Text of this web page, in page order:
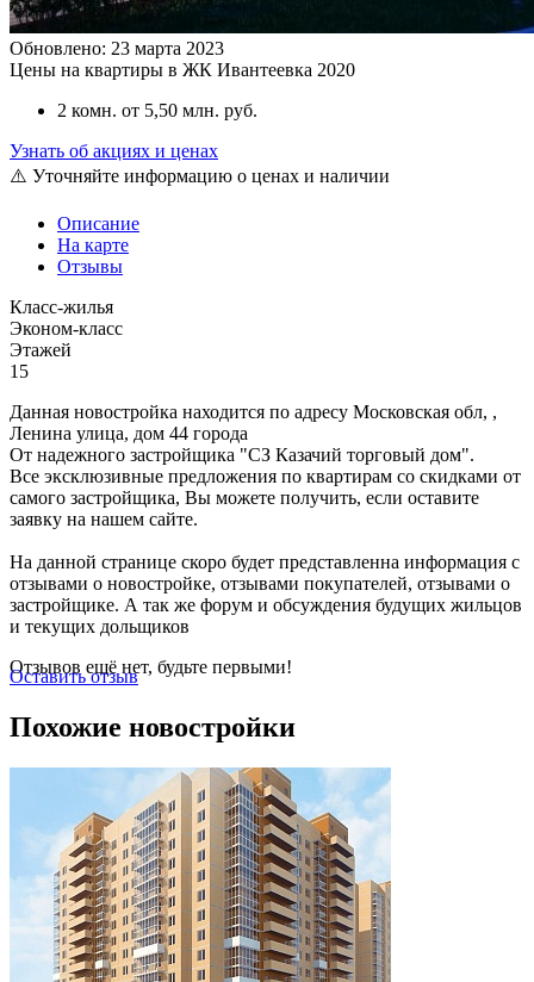
Обновлено: 23 марта 2023
Цены на квартиры в ЖК Ивантеевка 2020
2 комн. от 5,50 млн. руб.
Узнать об акциях и ценах
⚠️ Уточняйте информацию о ценах и наличии
Описание
На карте
Отзывы
Класс-жилья
Эконом-класс
Этажей
15
Данная новостройка находится по адресу Московская обл, ,
Ленина улица, дом 44 города
От надежного застройщика "СЗ Казачий торговый дом".
Все эксклюзивные предложения по квартирам со скидками от
самого застройщика, Вы можете получить, если оставите
заявку на нашем сайте.
На данной странице скоро будет представленна информация с
отзывами о новостройке, отзывами покупателей, отзывами о
застройщике. А так же форум и обсуждения будущих жильцов
и текущих дольщиков
Отзывов ещё нет, будьте первыми!
Оставить отзыв
Похожие новостройки